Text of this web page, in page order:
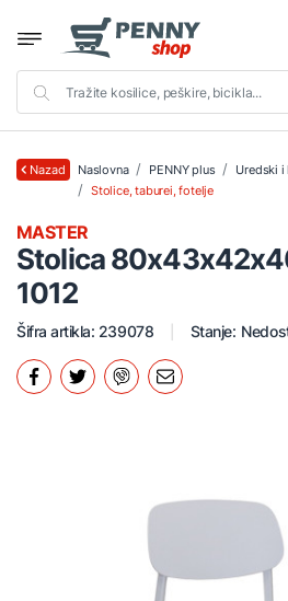
Nazad Naslovna PENNY plus
Uredski i
Stolice, taburei, fotelje
Stolica
1012
MASTER
Šifra artikla: 239078 Stanje: